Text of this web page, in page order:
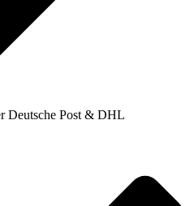
Deutsche Post & DHL